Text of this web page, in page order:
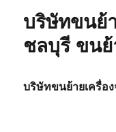
บริษัทขนย้
ชลบุรี ขน
บริษัทขนย้ายเครื่อ